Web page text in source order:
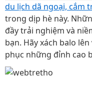
du lịch dã ngoại, cắm
trong dịp hè này.
đầy trải nghiệm và
bạn. Hãy xách balo
phục những đỉnh cao